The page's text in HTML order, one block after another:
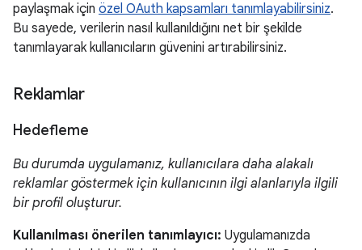
paylaşmak için özel OAuth kapsamları tanımlayabilirsiniz.
Bu sayede, verilerin nasıl kullanıldığını net bir şekilde
tanımlayarak kullanıcıların güvenini artırabilirsiniz.
Reklamlar
Hedefleme
Bu durumda uygulamanız, kullanıcılara daha alakalı
reklamlar göstermek için kullanıcının ilgi alanlarıyla ilgili
bir profil oluşturur.
Kullanılması önerilen tanımlayıcı: Uygulamanızda